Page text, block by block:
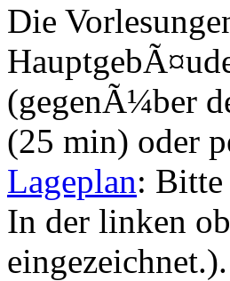
Die
(gegenÃ¼ber
(25 min) oder
Lageplan: Bitte
In der linken
eingezeichnet.).